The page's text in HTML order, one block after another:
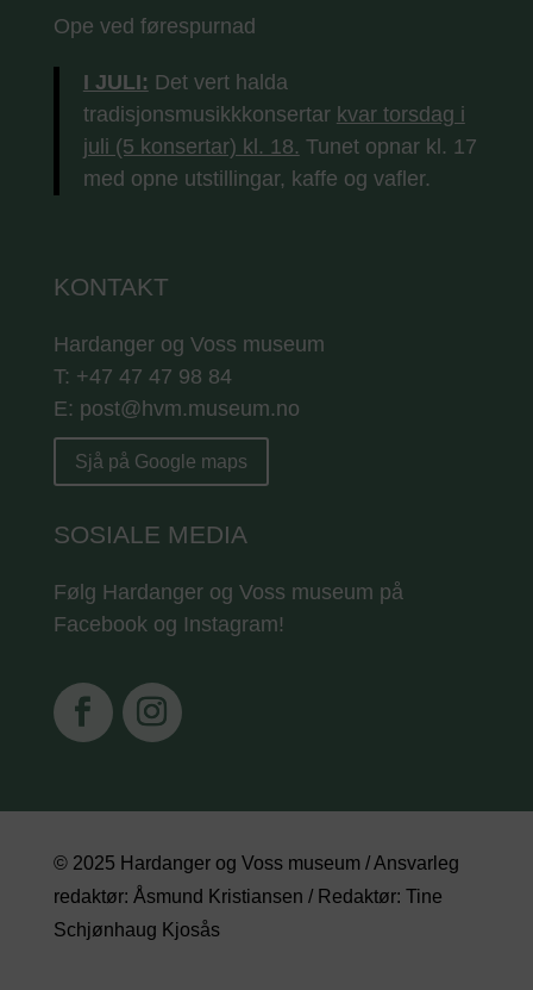
Ope ved førespurnad
I JULI: Det vert halda
tradisjonsmusikkkonsertar kvar torsdag i
juli (5 konsertar) kl. 18. Tunet opnar kl. 17
med opne utstillingar, kaffe og vafler.
KONTAKT
Hardanger og Voss museum
T: +47 47 47 98 84
E: post@hvm.museum.no
Sjå på Google maps
SOSIALE MEDIA
Følg Hardanger og Voss museum på
Facebook og Instagram!
© 2025 Hardanger og Voss museum / Ansvarleg
redaktør: Åsmund Kristiansen / Redaktør: Tine
Schjønhaug Kjosås